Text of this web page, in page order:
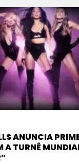
ANUNCIA
A TURNÊ